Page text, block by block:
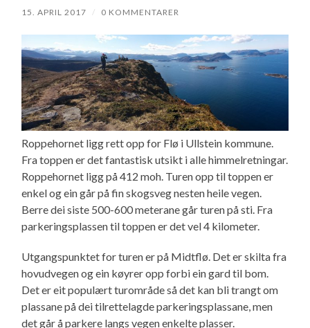
15. APRIL 2017 / 0 KOMMENTARER
Roppehornet ligg rett opp for Flø i Ullstein kommune.
Fra toppen er det fantastisk utsikt i alle himmelretningar.
Roppehornet ligg på 412 moh. Turen opp til toppen er
enkel og ein går på fin skogsveg nesten heile vegen.
Berre dei siste 500-600 meterane går turen på sti. Fra
parkeringsplassen til toppen er det vel 4 kilometer.
Utgangspunktet for turen er på Midtflø. Det er skilta fra
hovudvegen og ein køyrer opp forbi ein gard til bom.
Det er eit populært turområde så det kan bli trangt om
plassane på dei tilrettelagde parkeringsplassane, men
det går å parkere langs vegen enkelte plasser.